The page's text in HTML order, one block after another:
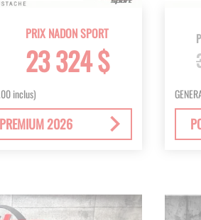
PRIX NADON SPORT
23 324 $
inclus)
2026